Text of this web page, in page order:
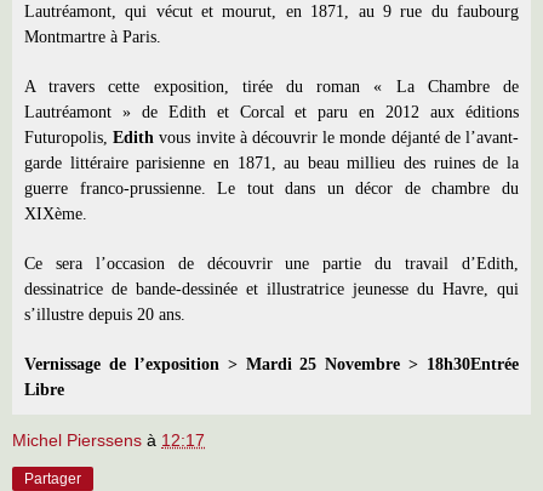
Lautréamont, qui vécut et mourut, en 1871, au 9 rue du faubourg
Montmartre à Paris.
A travers cette exposition, tirée du roman « La Chambre de
Lautréamont » de Edith et Corcal et paru en 2012 aux éditions
Futuropolis,Edith vous invite à découvrir le monde déjanté de l’avant-
garde littéraire parisienne en 1871, au beau millieu des ruines de la
guerre franco-prussienne. Le tout dans un décor de chambre du
XIXème.
Ce sera l’occasion de découvrir une partie du travail d’Edith,
dessinatrice de bande-dessinée et illustratrice jeunesse du Havre, qui
s’illustre depuis 20 ans.
Vernissage de l’exposition > Mardi 25 Novembre > 18h30Entrée
Libre
Michel Pierssens à 12:17
Partager